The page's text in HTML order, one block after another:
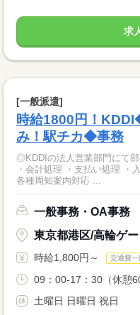
求
[一般派遣]
時給1800円！
み！駅チカ◆事務
◎KDDIの法人営業部門にて部門サポー
・会計処理 ・支払い処理 ・
各種周知案内対応 ...
一般事務・OA事務
東京都港区/高輪ゲ
時給1,800円～ 交通費一
09：00-17：30（休憩
土曜日 日曜日 祝日